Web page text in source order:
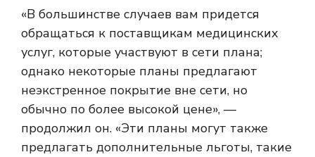
«В большинстве случаев вам придется
обращаться к поставщикам медицинских
услуг, которые участвуют в сети плана;
однако некоторые планы предлагают
неэкстренное покрытие вне сети, но
обычно по более высокой цене», —
продолжил он. «Эти планы могут также
предлагать дополнительные льготы, такие